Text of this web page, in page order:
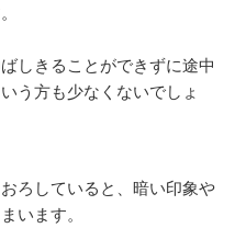
しきることができずに途中
う方も少なくないでしょ
ろしていると、暗い印象や
います。